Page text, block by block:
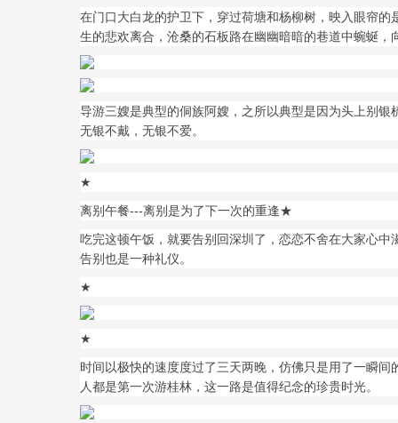
在门口大白龙的护卫下，穿过荷塘和杨柳树，映入眼帘
生的悲欢离合，沧桑的石板路在幽幽暗暗的巷道中蜿蜒，
导游三嫂是典型的侗族阿嫂，之所以典型是因为头上别
无银不戴，无银不爱。
★
离别午餐---离别是为了下一次的重逢★
吃完这顿午饭，就要告别回深圳了，恋恋不舍在大家心
告别也是一种礼仪。
★
★
时间以极快的速度度过了三天两晚，仿佛只是用了一瞬
人都是第一次游桂林，这一路是值得纪念的珍贵时光。